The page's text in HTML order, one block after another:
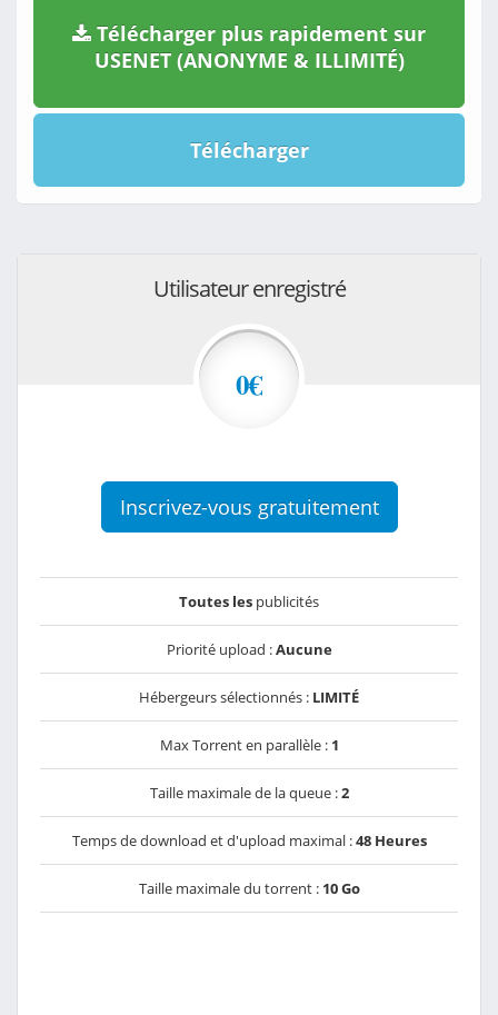
Télécharger plus rapidement sur
USENET (ANONYME & ILLIMITÉ)
Télécharger
Utilisateur enregistré
0€
Inscrivez-vous gratuitement
Toutes les publicités
Priorité upload :Aucune
Hébergeurs sélectionnés : LIMITÉ
Max Torrent en parallèle : 1
Taille maximale de la queue :2
Temps de download et d'upload maximal :48 Heures
Taille maximale du torrent : 10 Go